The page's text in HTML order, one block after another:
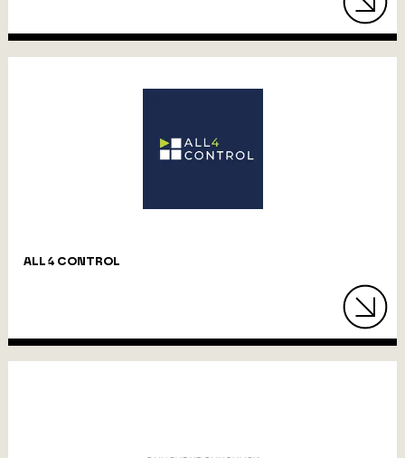
ALL 4 CONTROL